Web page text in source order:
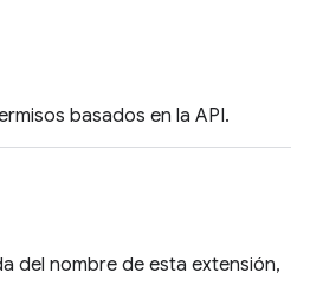
basados en la API.
del nombre de esta extensión,